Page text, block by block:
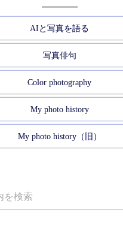
AIと写真を語る
写真俳句
Color photography
My photo history
My photo history（旧）